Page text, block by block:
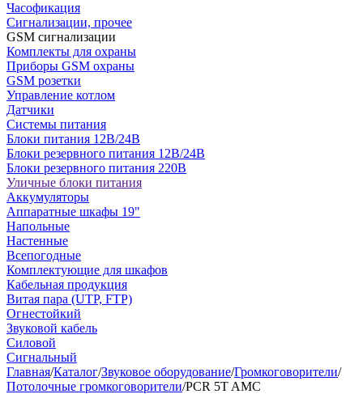
Часофикация
Сигнализации, прочее
GSM сигнализации
Комплекты для охраны
Приборы GSM охраны
GSM розетки
Управление котлом
Датчики
Системы питания
Блоки питания 12В/24В
Блоки резервного питания 12В/24В
Блоки резервного питания 220В
Уличные блоки питания
Аккумуляторы
Аппаратные шкафы 19"
Напольные
Настенные
Всепогодные
Комплектующие для шкафов
Кабельная продукция
Витая пара (UTP, FTP)
Огнестойкий
Звуковой кабель
Силовой
Сигнальный
Главная/Каталог/Звуковое оборудование/Громкоговорители/
Потолочные громкоговорители/PCR 5T AMC